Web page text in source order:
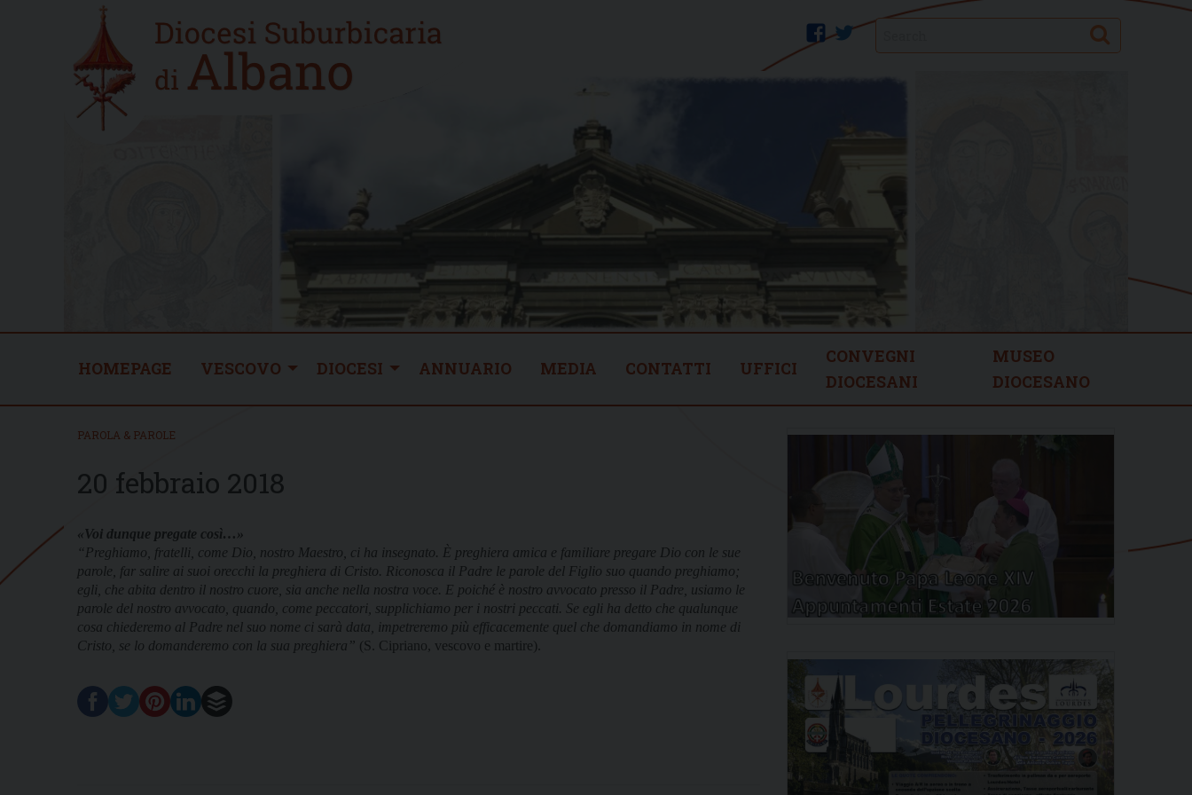
Home
new
twitter
facebook Search
HOMEPAGE VESCOVO DIOCESI ANNUARIO MEDIA CONTATTI UFFICI
CONVEGNI
DIOCESANI
MUSEO
DIOCESANO
PAROLA & PAROLE
20 febbraio 2018
«Voi dunque pregate così…»
“Preghiamo, fratelli, come Dio, nostro Maestro, ci ha insegnato. È preghiera amica e familiare pregare Dio con le sue
parole, far salire ai suoi orecchi la preghiera di Cristo. Riconosca il Padre le parole del Figlio suo quando preghiamo;
egli, che abita dentro il nostro cuore, sia anche nella nostra voce. E poiché è nostro avvocato presso il Padre, usiamo le
parole del nostro avvocato, quando, come peccatori, supplichiamo per i nostri peccati. Se egli ha detto che qualunque
cosa chiederemo al Padre nel suo nome ci sarà data, impetreremo più efficacemente quel che domandiamo in nome di
Cristo, se lo domanderemo con la sua preghiera” (S. Cipriano, vescovo e martire).